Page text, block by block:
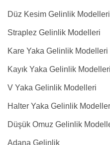
Düz Kesim Gelinlik Modelleri
Straplez Gelinlik Modelleri
Kare Yaka Gelinlik Modelleri
Kayık Yaka Gelinlik Modelleri
V Yaka Gelinlik Modelleri
Halter Yaka Gelinlik
Düşük Omuz Gelinlik
Adana Gelinlik